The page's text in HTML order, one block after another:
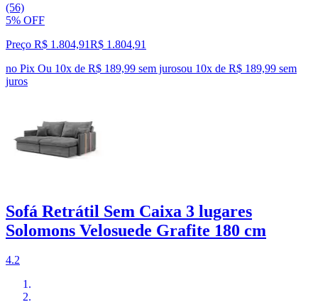
(56)
5% OFF
Preço R$ 1.804,91R$ 1.804,91
no Pix Ou 10x de R$ 189,99 sem jurosou 10x de R$ 189,99 sem
juros
Sofá Retrátil Sem Caixa 3 lugares
Solomons Velosuede Grafite 180 cm
4.2